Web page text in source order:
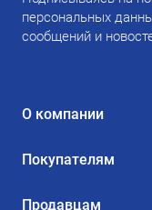
персональных
сообщений и
О компании
Покупателям
Продавцам